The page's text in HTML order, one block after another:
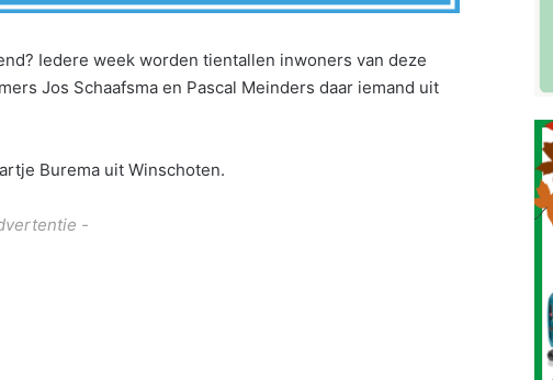
Iedere week worden tientallen inwoners van deze
Jos Schaafsma en Pascal Meinders daar iemand uit
Burema uit Winschoten.
-